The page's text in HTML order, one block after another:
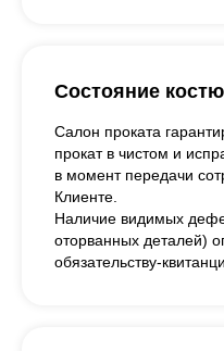
Состояние
Салон проката
прокат в чистом и
в момент передачи
Клиенте.
Наличие видимых
оторванных деталей)
обязательству-